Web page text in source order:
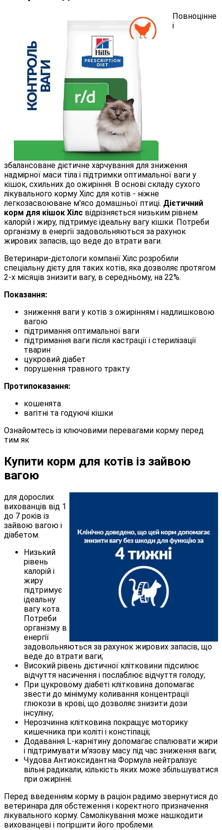
Повноцінне
і
збалансоване дієтичне харчування для зниження
надмірної маси тіла і підтримки оптимальної ваги у
кішок, схильних до ожиріння. В основі складу сухого
лікувального корму Хілс для котів - ніжне
легкозасвоюване м'ясо домашньої птиці. Дієтичний
корм для кішок Хілс відрізняється низьким рівнем
калорій і жиру, підтримує ідеальну вагу кішки. Потреби
організму в енергії задовольняються за рахунок
жирових запасів, що веде до втрати ваги.
Ветеринари-дієтологи компанії Хілс розробили
спеціальну дієту для таких котів, яка дозволяє протягом
2-х місяців знизити вагу, в середньому, на 22%.
Показання:
зниження ваги у котів з ожирінням і надлишковою
вагою
підтримання оптимальної ваги
підтримання ваги після кастрації і стерилізації
тварин
цукровий діабет
порушення травного тракту
Протипоказання:
кошенята
вагітні та годуючі кішки
Ознайомтесь із ключовими перевагами корму перед
тим як
Купити корм для котів із зайвою
вагою
для дорослих
вихованців від 1
до 7 років із
зайвою вагою і
діабетом.
Низький
рівень
калорій і
жиру
підтримує
ідеальну
вагу кота.
Потреби
організму в
енергії
задовольняються за рахунок жирових запасів, що
веде до втрати ваги;
Високий рівень дієтичної клітковини підсилює
відчуття насичення і послаблює відчуття голоду;
При цукровому діабеті клітковина допомагає
звести до мінімуму коливання концентрації
глюкози в крові, що дозволяє знизити дози
інсуліну;
Нерозчинна клітковина покращує моторику
кишечника при коліті і констіпаціі;
Додавання L-карнітину допомагає спалювати жири
і підтримувати м'язову масу під час зниження ваги;
Чудова Антиоксидантна Формула нейтралізує
вільні радикали, кількість яких може збільшуватися
при ожирінні.
Перед введенням корму в раціон радимо звернутися до
ветеринара для обстеження і коректного призначення
лікувального корму. Самолікування може нашкодити
вихованцеві і погіршити його проблеми.